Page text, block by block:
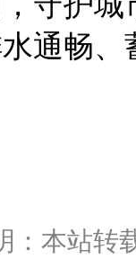
通畅
：本站转